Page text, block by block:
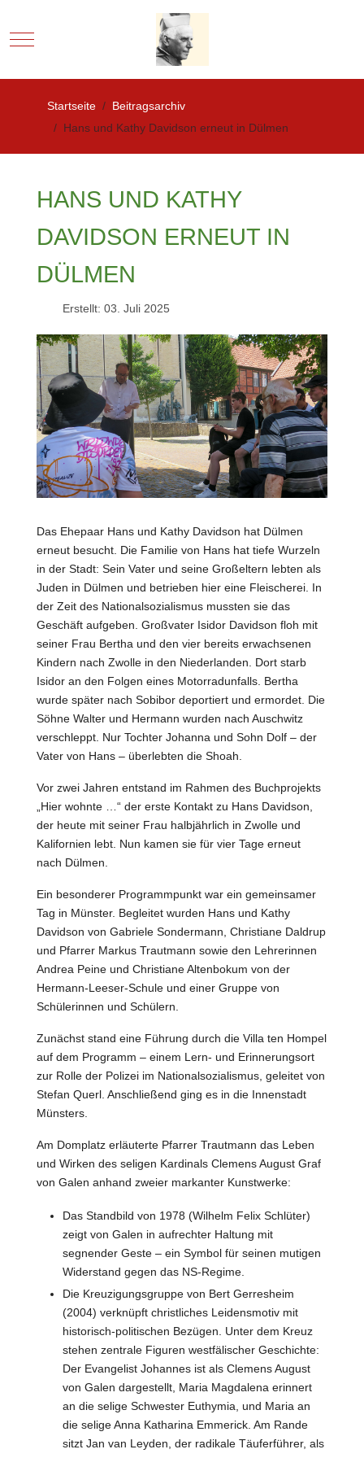
Mobile Menu Toggle
Startseite
Beitragsarchiv
Hans und Kathy Davidson erneut in Dülmen
HANS UND KATHY
DAVIDSON ERNEUT IN
DÜLMEN
Erstellt: 03. Juli 2025
Das Ehepaar Hans und Kathy Davidson hat Dülmen
erneut besucht. Die Familie von Hans hat tiefe Wurzeln
in der Stadt: Sein Vater und seine Großeltern lebten als
Juden in Dülmen und betrieben hier eine Fleischerei. In
der Zeit des Nationalsozialismus mussten sie das
Geschäft aufgeben. Großvater Isidor Davidson floh mit
seiner Frau Bertha und den vier bereits erwachsenen
Kindern nach Zwolle in den Niederlanden. Dort starb
Isidor an den Folgen eines Motorradunfalls. Bertha
wurde später nach Sobibor deportiert und ermordet. Die
Söhne Walter und Hermann wurden nach Auschwitz
verschleppt. Nur Tochter Johanna und Sohn Dolf – der
Vater von Hans – überlebten die Shoah.
Vor zwei Jahren entstand im Rahmen des Buchprojekts
„Hier wohnte …“ der erste Kontakt zu Hans Davidson,
der heute mit seiner Frau halbjährlich in Zwolle und
Kalifornien lebt. Nun kamen sie für vier Tage erneut
nach Dülmen.
Ein besonderer Programmpunkt war ein gemeinsamer
Tag in Münster. Begleitet wurden Hans und Kathy
Davidson von Gabriele Sondermann, Christiane Daldrup
und Pfarrer Markus Trautmann sowie den Lehrerinnen
Andrea Peine und Christiane Altenbokum von der
Hermann-Leeser-Schule und einer Gruppe von
Schülerinnen und Schülern.
Zunächst stand eine Führung durch die Villa ten Hompel
auf dem Programm – einem Lern- und Erinnerungsort
zur Rolle der Polizei im Nationalsozialismus, geleitet von
Stefan Querl. Anschließend ging es in die Innenstadt
Münsters.
Am Domplatz erläuterte Pfarrer Trautmann das Leben
und Wirken des seligen Kardinals Clemens August Graf
von Galen anhand zweier markanter Kunstwerke:
Das Standbild von 1978 (Wilhelm Felix Schlüter)
zeigt von Galen in aufrechter Haltung mit
segnender Geste – ein Symbol für seinen mutigen
Widerstand gegen das NS-Regime.
Die Kreuzigungsgruppe von Bert Gerresheim
(2004) verknüpft christliches Leidensmotiv mit
historisch-politischen Bezügen. Unter dem Kreuz
stehen zentrale Figuren westfälischer Geschichte:
Der Evangelist Johannes ist als Clemens August
von Galen dargestellt, Maria Magdalena erinnert
an die selige Schwester Euthymia, und Maria an
die selige Anna Katharina Emmerick. Am Rande
sitzt Jan van Leyden, der radikale Täuferführer, als